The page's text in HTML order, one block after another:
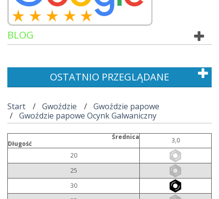
BLOG
OSTATNIO PRZEGLĄDANE
Start Gwoździe
Gwoździe papowe
Gwoździe papowe Ocynk Galwaniczny
Średnica
Długość
3,0
20
25
30